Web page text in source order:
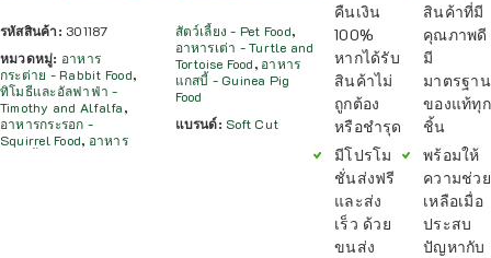
รหัสสินค้า: 301187
หมวดหมู่: อาหาร
กระต่าย - Rabbit Food,
ทิโมธีและอัลฟาฟ่า -
Timothy and Alfalfa,
อาหารกระรอก -
Squirrel Food, อาหาร
สัตว์เลี้ยง - Pet Food,
อาหารเต่า - Turtle and
Tortoise Food, อาหาร
แกสบี้ - Guinea Pig
Food
แบรนด์: Soft Cut
คืนเงิน
100%
หากได้รับ
สินค้าไม่
ถูกต้อง
หรือชำรุด
มีโปรโม
ชั่นส่งฟรี
และส่ง
เร็ว ด้วย
ขนส่ง
สินค้าที่มี
คุณภาพดี
มี
มาตรฐาน
ของแท้ทุก
ชิ้น
พร้อมให้
ความช่วย
เหลือเมื่อ
ประสบ
ปัญหากับ